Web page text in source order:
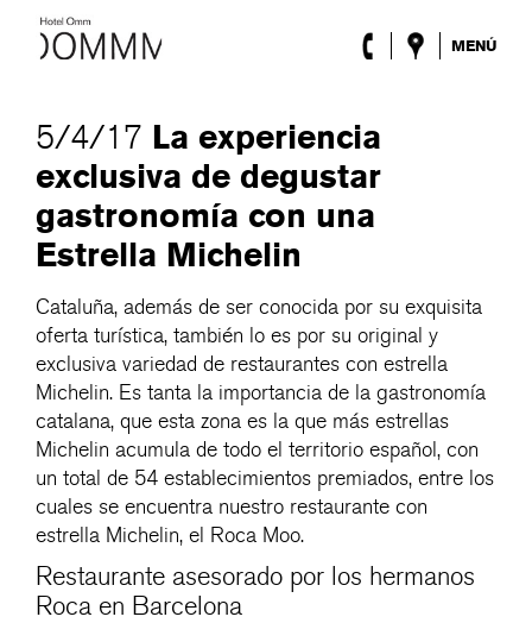
MENÚ
Roca Barcelona
Spa
Lobby & Club
Eventos
Blog
ENG / ESP /DEU/ FRA / CAT
5/4/17 La experiencia
exclusiva de degustar
gastronomía con una
Estrella Michelin
Cataluña, además de ser conocida por su exquisita
oferta turística, también lo es por su original y
exclusiva variedad de restaurantes con estrella
Michelin. Es tanta la importancia de la gastronomía
catalana, que esta zona es la que más estrellas
Michelin acumula de todo el territorio español, con
un total de 54 establecimientos premiados, entre los
cuales se encuentra nuestro restaurante con
estrella Michelin, el Roca Moo.
Restaurante asesorado por los hermanos
Roca en Barcelona